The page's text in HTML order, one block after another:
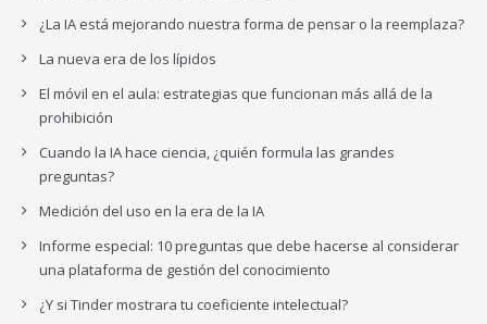
¿La IA está mejorando nuestra forma de pensar o la reemplaza?
La nueva era de los lípidos
El móvil en el aula: estrategias que funcionan más allá de la
prohibición
Cuando la IA hace ciencia, ¿quién formula las grandes
preguntas?
Medición del uso en la era de la IA
Informe especial: 10 preguntas que debe hacerse al considerar
una plataforma de gestión del conocimiento
¿Y si Tinder mostrara tu coeficiente intelectual?